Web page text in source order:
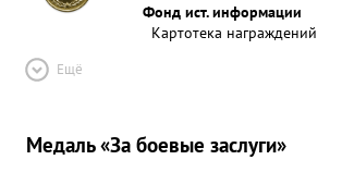
Фонд ист. информации
Картотека награждений
Ещё
Медаль «За боевые заслуги»